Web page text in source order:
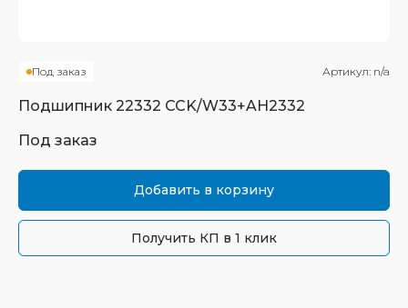
Под заказ Артикул: n/a
Подшипник 22332 CCK/W33+AH2332
Под заказ
Добавить в корзину
Получить КП в 1 клик